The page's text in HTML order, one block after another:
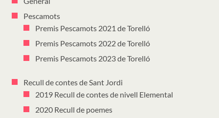
Pescamots
Premis Pescamots 2021 de Torelló
Premis Pescamots 2022 de Torelló
Premis Pescamots 2023 de Torelló
Recull de contes de Sant Jordi
2019 Recull de contes de nivell Elemental
2020 Recull de poemes